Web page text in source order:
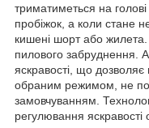
триматиметься на голові
пробіжок, а коли стане
кишені шорт або жилета.
пилового забруднення.
яскравості, що дозволяє
обраним режимом, не
замовчуванням.
регулювання